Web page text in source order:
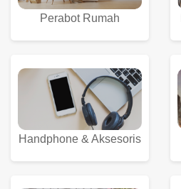
Perabot Rumah
Handphone & Aksesoris